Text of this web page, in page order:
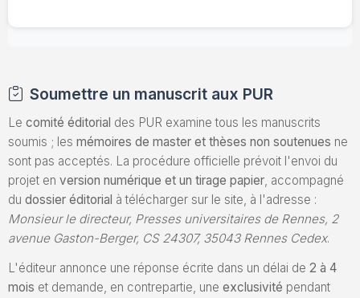
Soumettre un manuscrit aux PUR
Le comité éditorial des PUR examine tous les manuscrits
soumis ; les mémoires de master et thèses non soutenues ne
sont pas acceptés. La procédure officielle prévoit l'envoi du
projet en version numérique et un tirage papier, accompagné
du dossier éditorial à télécharger sur le site, à l'adresse :
Monsieur le directeur, Presses universitaires de Rennes, 2
avenue Gaston-Berger, CS 24307, 35043 Rennes Cedex.
L'éditeur annonce une réponse écrite dans un délai de 2 à 4
mois et demande, en contrepartie, une exclusivité pendant